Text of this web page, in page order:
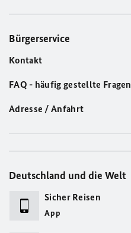
Bürgerservice
Kontakt
FAQ - häufig gestellte Fragen
Adresse / Anfahrt
Deutschland und die Welt
Sicher Reisen
App